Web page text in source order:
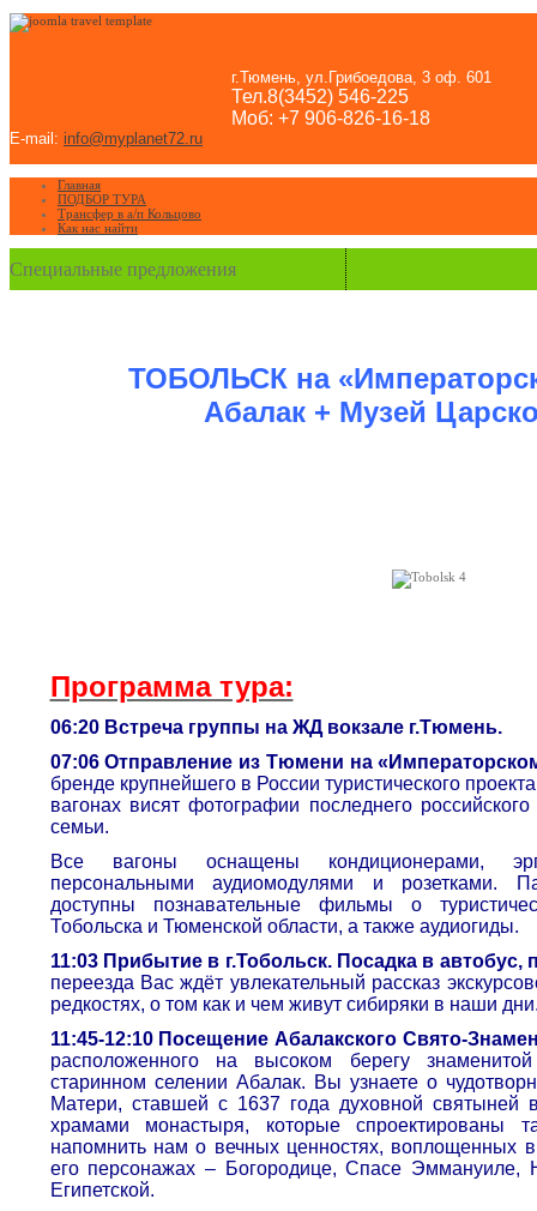
г.Тюмень, ул.Грибоедова, 3 оф. 601
Тел.8(3452) 546-225
Моб: +7 906-826-16-18
E-mail: info@myplanet72.ru
Главная
ПОДБОР ТУРА
Трансфер в а/п Кольцово
Как нас найти
Специальные предложения
ТОБОЛЬСК на
Абалак + Музей
Программа тура:
06:20 Встреча группы на ЖД вокзале г.Тюмень.
07:06 Отправление из Тюмени на
бренде крупнейшего в России туристического
вагонах висят фотографии последнего
семьи.
Все вагоны оснащены кондиционерами,
персональными аудиомодулями и розетками.
доступны познавательные фильмы о
Тобольска и Тюменской области, а также аудиогиды.
11:03 Прибытие в г.Тобольск. Посадка в автобус,
переезда Вас ждёт увлекательный рассказ
редкостях, о том как и чем живут сибиряки в наши
11:45-12:10 Посещение Абалакского Свято-
расположенного на высоком берегу
старинном селении Абалак. Вы узнаете о
Матери, ставшей с 1637 года духовной святыней
храмами монастыря, которые спроектированы
напомнить нам о вечных ценностях, воплощенных
его персонажах – Богородице, Спасе Эммануиле,
Египетской.